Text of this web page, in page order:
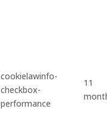
cookielawinfo-
checkbox-
performance
11